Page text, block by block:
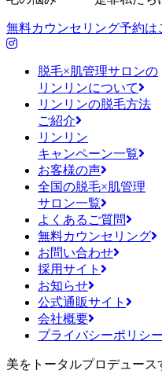
無料カウンセリング予約は
脱毛×肌管理サロンの
リンリンについて
リンリンの脱毛方法
ご紹介
リンリン
キャンペーン一覧
お客様の声
全国の脱毛×肌管理
サロン一覧
よくあるご質問
無料カウンセリング
お問い合わせ
採用サイト
お知らせ
公式通販サイト
会社概要
プライバシーポリシー
美をトータルプロデュー